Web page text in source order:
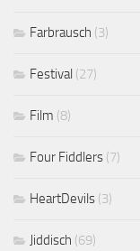
Farbrausch (3)
Festival (27)
Film (8)
Four Fiddlers (7)
HeartDevils (3)
Jiddisch (69)